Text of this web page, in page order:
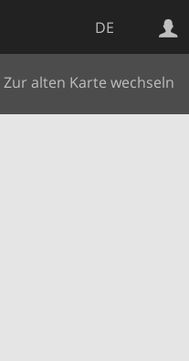
DE
Zur alten Karte wechseln